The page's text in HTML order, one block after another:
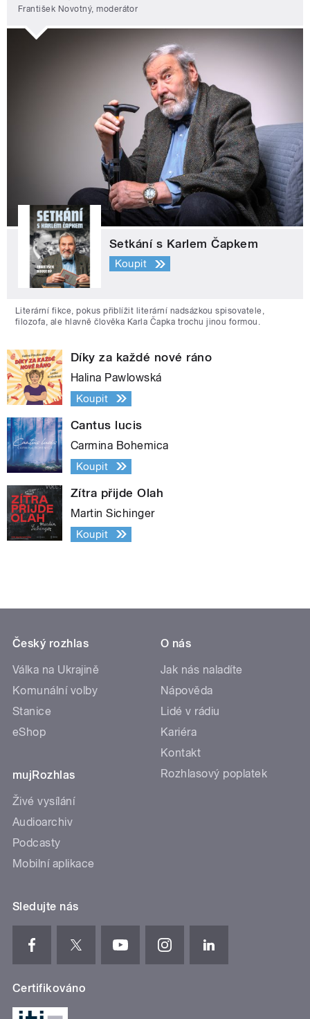
František Novotný, moderátor
Setkání s Karlem Čapkem
Koupit
Literární fikce, pokus přiblížit literární nadsázkou spisovatele,
filozofa, ale hlavně člověka Karla Čapka trochu jinou formou.
Díky za každé nové ráno
Halina Pawlowská
Koupit
Cantus lucis
Carmina Bohemica
Koupit
Zítra přijde Olah
Martin Sichinger
Koupit
Český rozhlas
Válka na Ukrajině
Komunální volby
Stanice
eShop
mujRozhlas
Živé vysílání
Audioarchiv
Podcasty
Mobilní aplikace
O nás
Jak nás naladíte
Nápověda
Lidé v rádiu
Kariéra
Kontakt
Rozhlasový poplatek
Sledujte nás
Certifikováno